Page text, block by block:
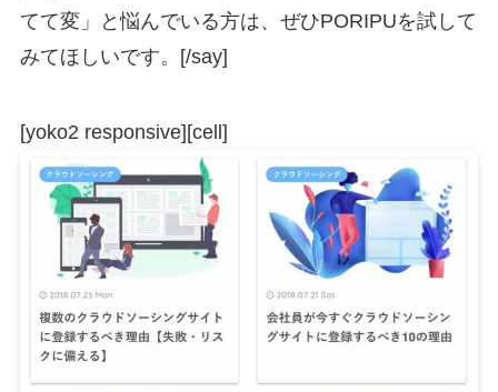
てて変」と悩んでいる方は、ぜひPORIPUを試して
みてほしいです。[/say]
[yoko2 responsive][cell]